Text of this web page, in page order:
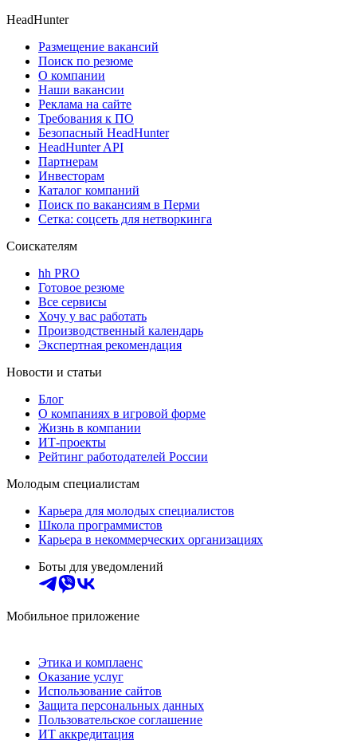
HeadHunter
Размещение вакансий
Поиск по резюме
О компании
Наши вакансии
Реклама на сайте
Требования к ПО
Безопасный HeadHunter
HeadHunter API
Партнерам
Инвесторам
Каталог компаний
Поиск по вакансиям в Перми
Сетка: соцсеть для нетворкинга
Соискателям
hh PRO
Готовое резюме
Все сервисы
Хочу у вас работать
Производственный календарь
Экспертная рекомендация
Новости и статьи
Блог
О компаниях в игровой форме
Жизнь в компании
ИТ-проекты
Рейтинг работодателей России
Молодым специалистам
Карьера для молодых специалистов
Школа программистов
Карьера в некоммерческих организациях
Боты для уведомлений
Мобильное приложение
Этика и комплаенс
Оказание услуг
Использование сайтов
Защита персональных данных
Пользовательское соглашение
ИТ аккредитация